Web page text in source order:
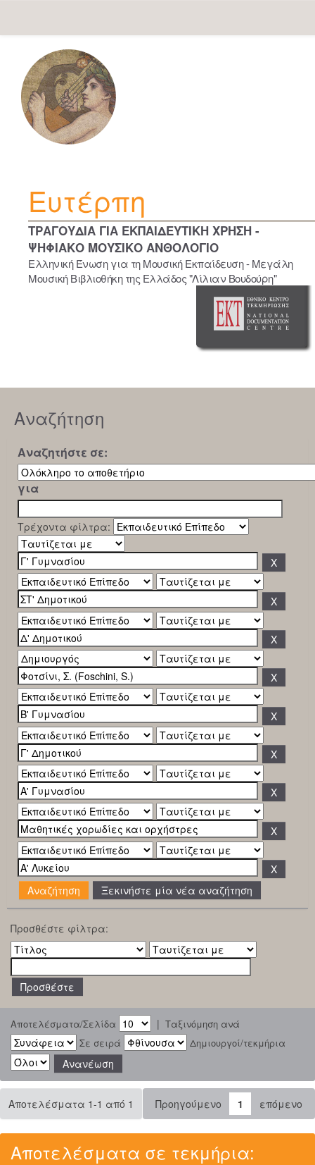
navigation
Ευτέρπη
ΤΡΑΓΟΥΔΙΑ ΓΙΑ ΕΚΠΑΙΔΕΥΤΙΚΗ ΧΡΗΣΗ -
ΨΗΦΙΑΚΟ ΜΟΥΣΙΚΟ ΑΝΘΟΛΟΓΙΟ
Ελληνική Ένωση για τη Μουσική Εκπαίδευση - Μεγάλη
Μουσική Βιβλιοθήκη της Ελλάδος "Λίλιαν Βουδούρη"
Αναζήτηση
Αναζητήστε σε:
για
Τρέχοντα φίλτρα:
Ξεκινήστε μία νέα αναζήτηση
Προσθέστε φίλτρα:
Αποτελέσματα/Σελίδα | Ταξινόμηση ανά
Σε σειρά
Δημιουργοί/τεκμήρια
Αποτελέσματα 1-1 από 1 Προηγούμενο 1 επόμενο
Αποτελέσματα σε τεκμήρια: